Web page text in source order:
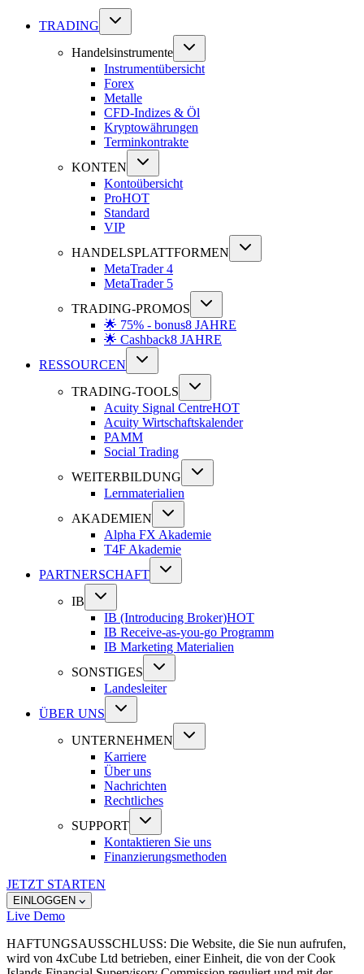
TRADING
Handelsinstrumente
Instrumentübersicht
Forex
Metalle
CFD-Indizes & Öl
Kryptowährungen
Terminkontrakte
KONTEN
Kontoübersicht
ProHOT
Standard
VIP
HANDELSPLATTFORMEN
MetaTrader 4
MetaTrader 5
TRADING-PROMOS
🌟 75% - bonus8 JAHRE
🌟 Cashback8 JAHRE
RESSOURCEN
TRADING-TOOLS
Acuity Signal CentreHOT
Acuity Wirtschaftskalender
PAMM
Social Trading
WEITERBILDUNG
Lernmaterialien
AKADEMIEN
Alpha FX Akademie
T4F Akademie
PARTNERSCHAFT
IB
IB (Introducing Broker)HOT
IB Receive-as-you-go Programm
IB Marketing Materialien
SONSTIGES
Landesleiter
ÜBER UNS
UNTERNEHMEN
Karriere
Über uns
Nachrichten
Rechtliches
SUPPORT
Kontaktieren Sie uns
Finanzierungsmethoden
JETZT STARTEN
EINLOGGEN
Live Demo
HAFTUNGSAUSSCHLUSS: Die Website, die Sie nun aufrufen,
wird von 4xCube Ltd betrieben, einer Einheit, die von der Cook